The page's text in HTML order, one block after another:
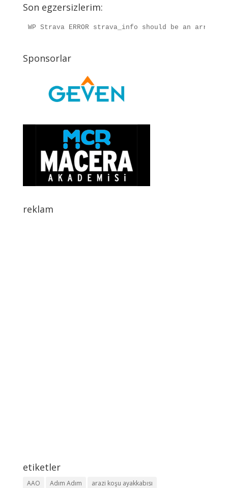
Son egzersizlerim:
WP Strava ERROR strava_info should be an
Sponsorlar
reklam
etiketler
AAO Adım Adım
arazi koşu ayakkabısı